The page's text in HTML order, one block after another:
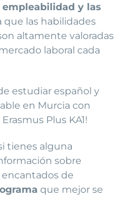
empleabilidad y las
que las habilidades
altamente valoradas
laboral cada
estudiar español y
en Murcia con
Plus KA1!
tienes alguna
sobre
de
que mejor se